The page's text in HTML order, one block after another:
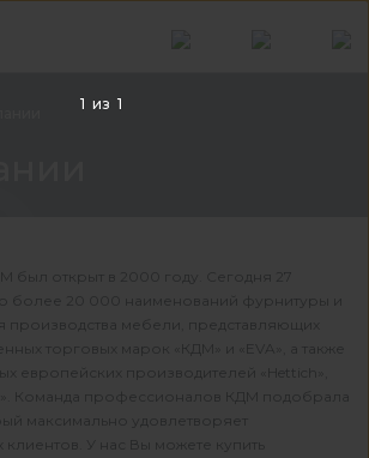
был открыт в 2000 году. Сегодня 27
более 20 000 наименований фурнитуры и
мебели, представляющих
торговых марок «КДМ» и «EVA», а также
европейских производителей «Hettich»,
Команда профессионалов КДМ подобрала
максимально удовлетворяет
У нас Вы можете купить
1 из 1